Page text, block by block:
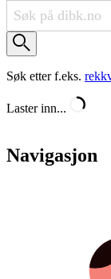
Søk etter f.eks.
Laster inn...
Navigasjon